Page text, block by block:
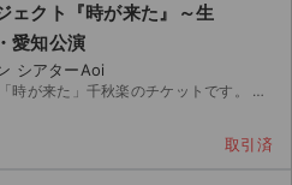
ェクト『時が来た』～生
愛知公演
シアターAoi
[詳細] 席 列センター(段上がり) 「時が来た」千秋楽のチケットです。 段上がりのセンター席 ...
取引済